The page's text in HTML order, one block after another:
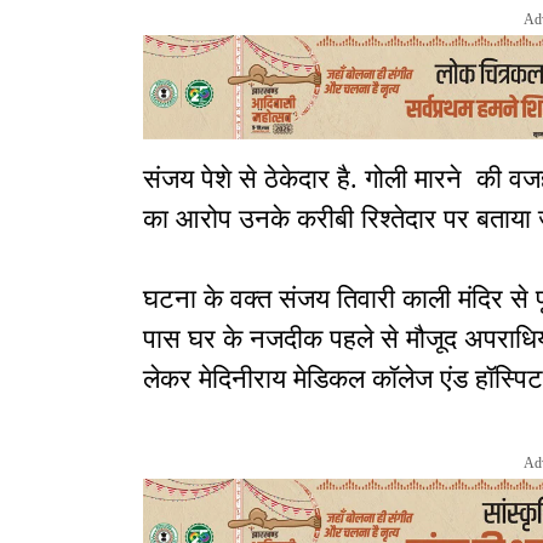
संजय पेशे से ठेकेदार है. गोली मारने की वजह
का आरोप उनके करीबी रिश्तेदार पर
घटना के वक्त संजय तिवारी काली मंदिर
पास घर के नजदीक पहले से मौजूद
लेकर मेदिनीराय मेडिकल कॉलेज एंड